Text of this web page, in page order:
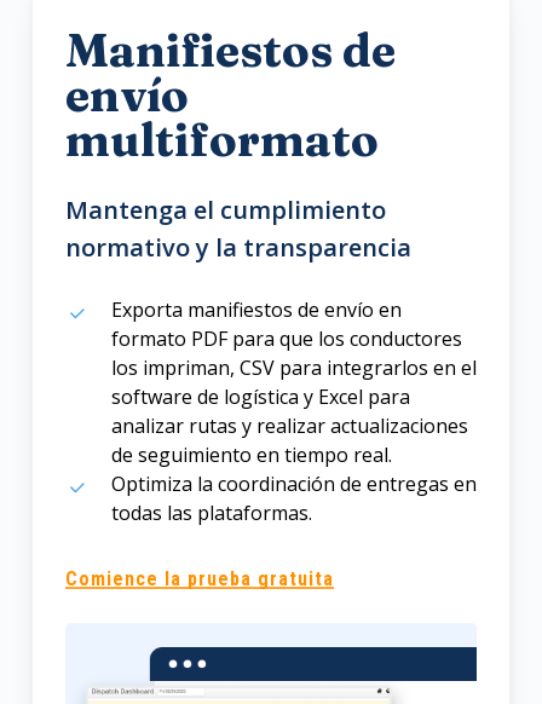
Manifiestos de
envío
multiformato
Mantenga el cumplimiento
normativo y la transparencia
Exporta manifiestos de envío en
formato PDF para que los conductores
los impriman, CSV para integrarlos en el
software de logística y Excel para
analizar rutas y realizar actualizaciones
de seguimiento en tiempo real.
Optimiza la coordinación de entregas en
todas las plataformas.
Comience la prueba gratuita